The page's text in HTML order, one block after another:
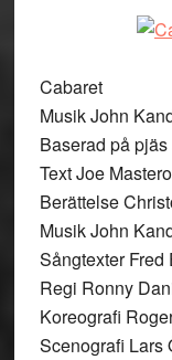
Cabaret
Musik John
Baserad på
Text Joe
Berättelse
Musik John
Sångtexter Fred
Regi Ronny
Koreografi
Scenografi Lars